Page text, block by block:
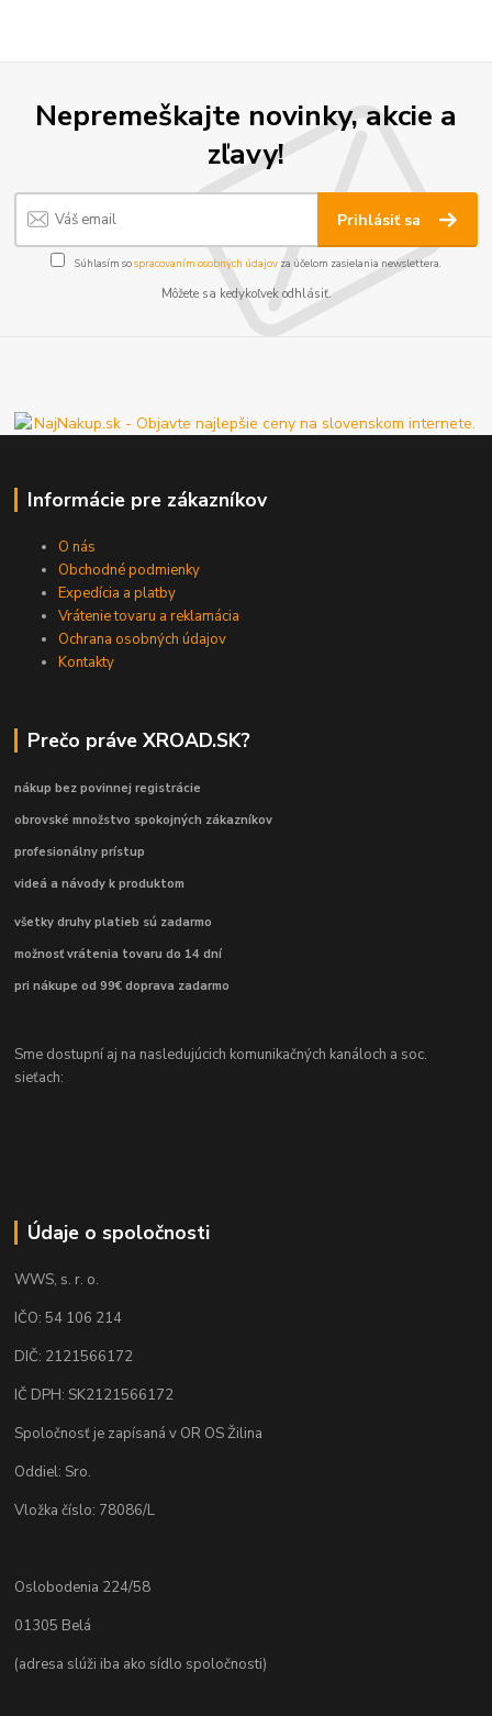
Nepremeškajte novinky, akcie a
zľavy!
Prihlásiť sa
Súhlasím sospracovaním osobných údajov za účelom zasielania newslettera.
Môžete sa kedykoľvek odhlásiť.
Informácie pre zákazníkov
O nás
Obchodné podmienky
Expedícia a platby
Vrátenie tovaru a reklamácia
Ochrana osobných údajov
Kontakty
Prečo práve XROAD.SK?
nákup bez povinnej registrácie
obrovské množstvo spokojných zákazníkov
profesionálny prístup
videá a návody k produktom
všetky druhy platieb sú zadarmo
možnosť vrátenia tovaru do 14 dní
pri nákupe od 99€ doprava zadarmo
Sme dostupní aj na nasledujúcich komunikačných kanáloch a soc.
sieťach:
Údaje o spoločnosti
WWS, s. r. o.
IČO: 54 106 214
DIČ: 2121566172
IČ DPH: SK2121566172
Spoločnosť je zapísaná v OR OS Žilina
Oddiel: Sro.
Vložka číslo: 78086/L
Oslobodenia 224/58
01305 Belá
(adresa slúži iba ako sídlo spoločnosti)